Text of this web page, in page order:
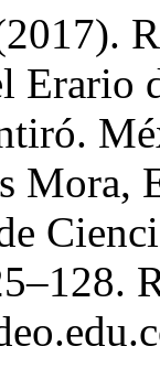
Erario
Mora,